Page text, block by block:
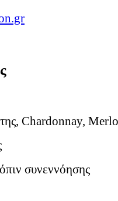
Chardonnay,
συνεννόησης